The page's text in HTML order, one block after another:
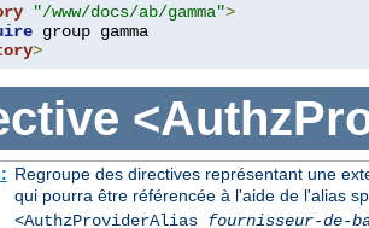
"/www/docs/ab/gamma">
>
Regroupe des directives représentant une
qui pourra être référencée à l'aide de l'alias
<AuthzProviderAlias fournisseur-de-